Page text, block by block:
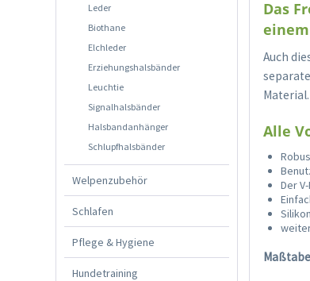
Leder
Biothane
Elchleder
Erziehungshalsbänder
Leuchtie
Signalhalsbänder
Halsbandanhänger
Schlupfhalsbänder
Welpenzubehör
Schlafen
Pflege & Hygiene
Hundetraining
Das
Auch
Material.
Alle
Der